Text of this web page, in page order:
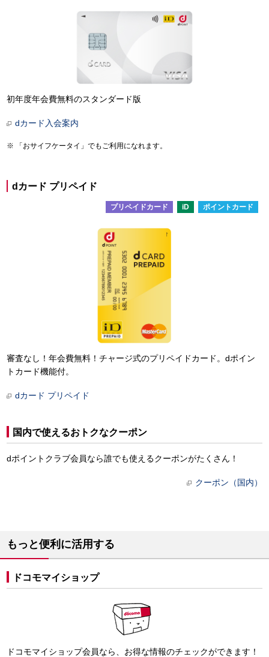
初年度年会費無料のスタンダード版
dカード入会案内
「おサイフケータイ」でもご利用になれます。
dカード プリペイド
プリペイドカード iD ポイントカード
審査なし！年会費無料！チャージ式のプリペイドカード。dポイン
トカード機能付。
dカード プリペイド
国内で使えるおトクなクーポン
dポイントクラブ会員なら誰でも使えるクーポンがたくさん！
クーポン（国内）
もっと便利に活用する
ドコモマイショップ
ドコモマイショップ会員なら、お得な情報のチェックができます！